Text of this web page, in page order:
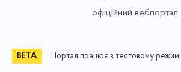
офіційний вебпортал
Портал працює в тестовому режимі